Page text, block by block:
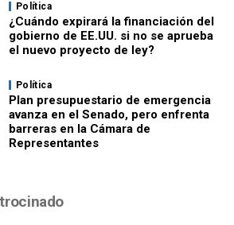
Política
¿Cuándo expirará la financiación del
gobierno de EE.UU. si no se aprueba
el nuevo proyecto de ley?
Política
Plan presupuestario de emergencia
avanza en el Senado, pero enfrenta
barreras en la Cámara de
Representantes